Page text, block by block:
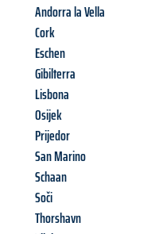
Andorra la Vella
Cork
Eschen
Gibilterra
Lisbona
Osijek
Prijedor
San Marino
Schaan
Soči
Thorshavn